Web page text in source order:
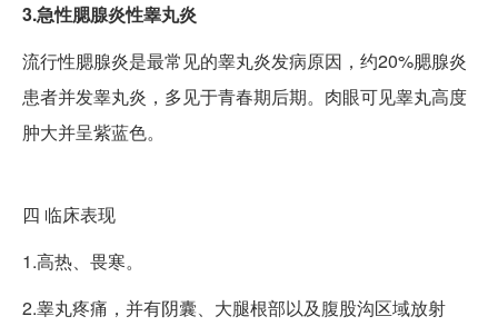
3.急性腮腺炎性睾丸炎
流行性腮腺炎是最常见的睾丸炎发病原因，约20%腮腺炎
患者并发睾丸炎，多见于青春期后期。肉眼可见睾丸高度
肿大并呈紫蓝色。
四 临床表现
1.高热、畏寒。
2.睾丸疼痛，并有阴囊、大腿根部以及腹股沟区域放射